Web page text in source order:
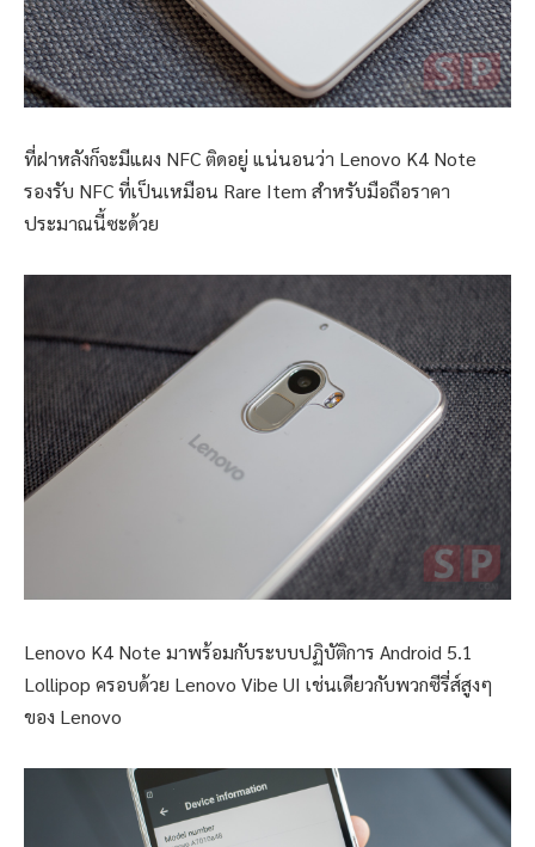
ที่ฝาหลังก็จะมีแผง NFC ติดอยู่ แน่นอนว่า Lenovo K4 Note
รองรับ NFC ที่เป็นเหมือน Rare Item สำหรับมือถือราคา
ประมาณนี้ซะด้วย
Lenovo K4 Note มาพร้อมกับระบบปฏิบัติการ Android 5.1
Lollipop ครอบด้วย Lenovo Vibe UI เช่นเดียวกับพวกซีรี่ส์สูงๆ
ของ Lenovo